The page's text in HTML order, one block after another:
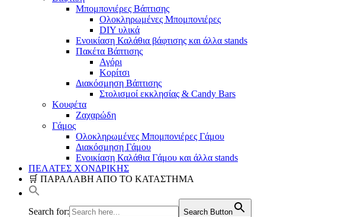
Μπομπονιέρες Βάπτισης
Ολοκληρωμένες Μπομπονιέρες
DIY υλικά
Ενοικίαση Καλάθια βάφτισης και άλλα stands
Πακέτα Βάπτισης
Αγόρι
Κορίτσι
Διακόσμηση Βάπτισης
Στολισμοί εκκλησίας & Candy Bars
Κουφέτα
Ζαχαρώδη
Γάμος
Ολοκληρωμένες Μπομπονιέρες Γάμου
Διακόσμηση Γάμου
Ενοικίαση Καλάθια Γάμου και άλλα stands
ΠΕΛΑΤΕΣ ΧΟΝΔΡΙΚΗΣ
🛒 ΠΑΡΑΛΑΒΗ ΑΠΟ ΤΟ ΚΑΤΑΣΤΗΜΑ
Search for: Search Button